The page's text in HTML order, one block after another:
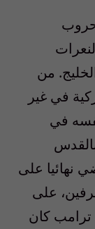
من
في غير
في
نهائيا على
على
ترامب كان